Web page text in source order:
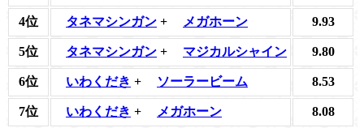
4位 タネマシンガン + メガホーン 9.93
5位 タネマシンガン + マジカルシャイン 9.80
6位 いわくだき + ソーラービーム 8.53
7位 いわくだき + メガホーン 8.08